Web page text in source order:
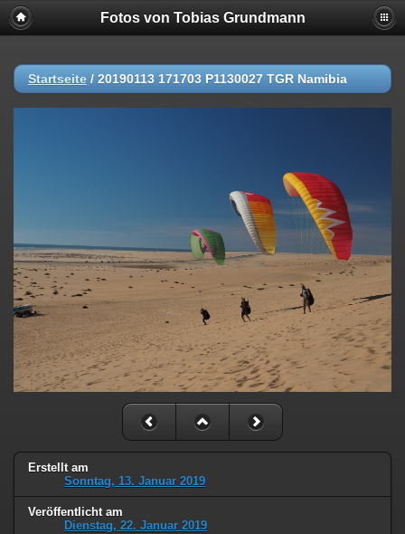
Fotos von Tobias Grundmann
Startseite / 20190113 171703 P1130027 TGR Namibia
Erstellt am
Sonntag, 13. Januar 2019
Veröffentlicht am
Dienstag, 22. Januar 2019